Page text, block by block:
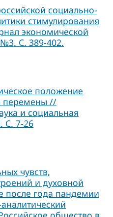
социально-
стимулирования
экономической
С. 389-402.
положение
перемены //
и социальная
С. 7-26
чувств,
и духовной
после года пандемии